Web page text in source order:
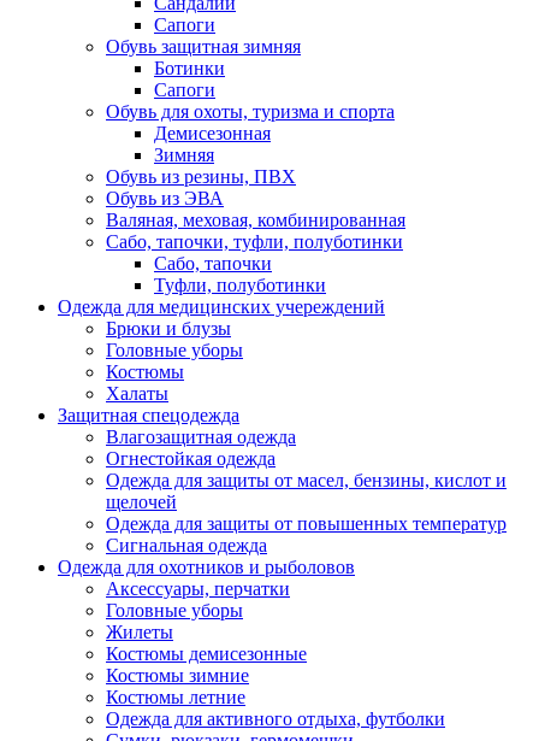
Сапоги
Обувь защитная зимняя
Ботинки
Сапоги
Обувь для охоты, туризма и спорта
Демисезонная
Зимняя
Обувь из резины, ПВХ
Обувь из ЭВА
Валяная, меховая, комбинированная
Сабо, тапочки, туфли, полуботинки
Сабо, тапочки
Туфли, полуботинки
Одежда для медицинских учереждений
Брюки и блузы
Головные уборы
Костюмы
Халаты
Защитная спецодежда
Влагозащитная одежда
Огнестойкая одежда
Одежда для защиты от масел, бензины, кислот и
щелочей
Одежда для защиты от повышенных температур
Сигнальная одежда
Одежда для охотников и рыболовов
Аксессуары, перчатки
Головные уборы
Жилеты
Костюмы демисезонные
Костюмы зимние
Костюмы летние
Одежда для активного отдыха, футболки